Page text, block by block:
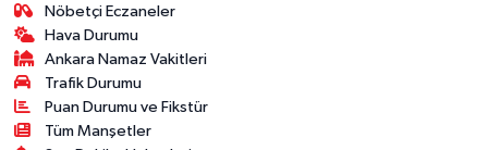
Nöbetçi Eczaneler
Hava Durumu
Ankara Namaz Vakitleri
Trafik Durumu
Puan Durumu ve Fikstür
Tüm Manşetler